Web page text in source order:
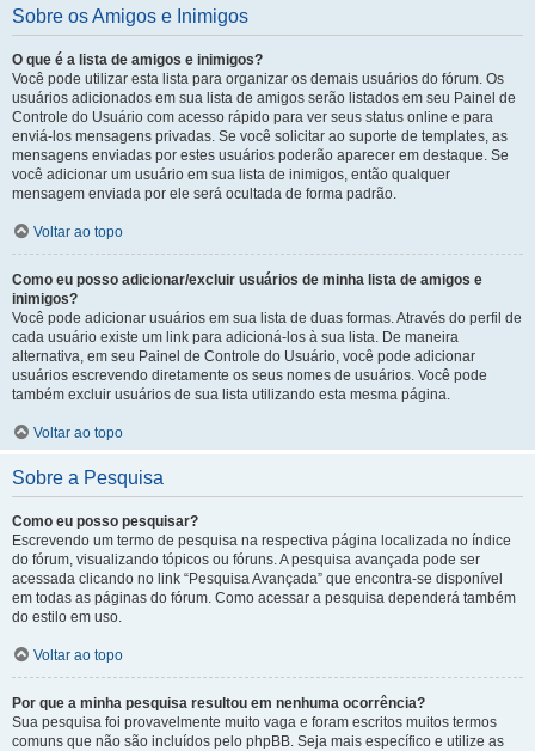
Sobre os Amigos e Inimigos
O que é a lista de amigos e inimigos?
Você pode utilizar esta lista para organizar os demais usuários do fórum. Os
usuários adicionados em sua lista de amigos serão listados em seu Painel de
Controle do Usuário com acesso rápido para ver seus status online e para
enviá-los mensagens privadas. Se você solicitar ao suporte de templates, as
mensagens enviadas por estes usuários poderão aparecer em destaque. Se
você adicionar um usuário em sua lista de inimigos, então qualquer
mensagem enviada por ele será ocultada de forma padrão.
Voltar ao topo
Como eu posso adicionar/excluir usuários de minha lista de amigos e
inimigos?
Você pode adicionar usuários em sua lista de duas formas. Através do perfil de
cada usuário existe um link para adicioná-los à sua lista. De maneira
alternativa, em seu Painel de Controle do Usuário, você pode adicionar
usuários escrevendo diretamente os seus nomes de usuários. Você pode
também excluir usuários de sua lista utilizando esta mesma página.
Voltar ao topo
Sobre a Pesquisa
Como eu posso pesquisar?
Escrevendo um termo de pesquisa na respectiva página localizada no índice
do fórum, visualizando tópicos ou fóruns. A pesquisa avançada pode ser
acessada clicando no link “Pesquisa Avançada” que encontra-se disponível
em todas as páginas do fórum. Como acessar a pesquisa dependerá também
do estilo em uso.
Voltar ao topo
Por que a minha pesquisa resultou em nenhuma ocorrência?
Sua pesquisa foi provavelmente muito vaga e foram escritos muitos termos
comuns que não são incluídos pelo phpBB. Seja mais específico e utilize as